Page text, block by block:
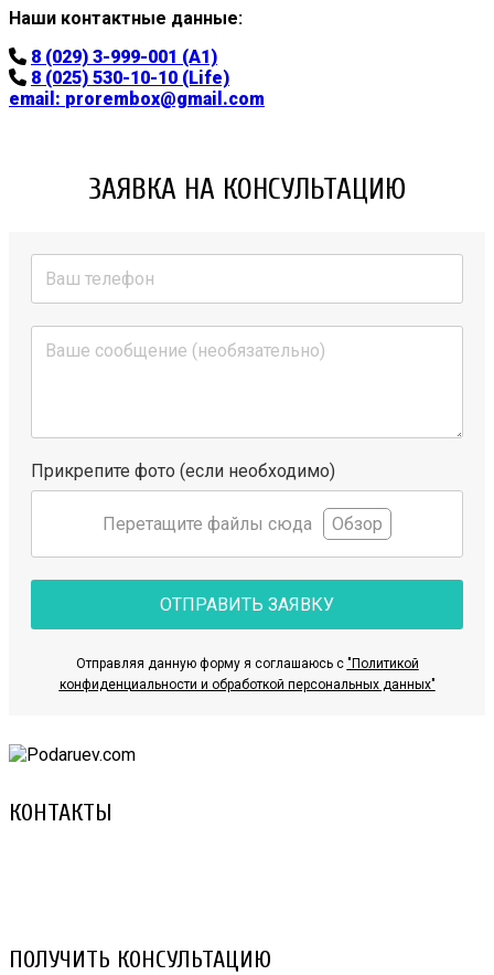
Наши контактные данные:
8 (029) 3-999-001 (A1)
8 (025) 530-10-10 (Life)
email: prorembox@gmail.com
ЗАЯВКА НА КОНСУЛЬТАЦИЮ
Прикрепите фото (если необходимо)
Перетащите файлы сюда Обзор
ОТПРАВИТЬ ЗАЯВКУ
Отправляя данную форму я соглашаюсь с "Политикой
конфиденциальности и обработкой персональных данных"
КОНТАКТЫ
ПОЛУЧИТЬ КОНСУЛЬТАЦИЮ